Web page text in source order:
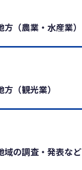
（農業・水産業）
（観光業）
の調査・発表など